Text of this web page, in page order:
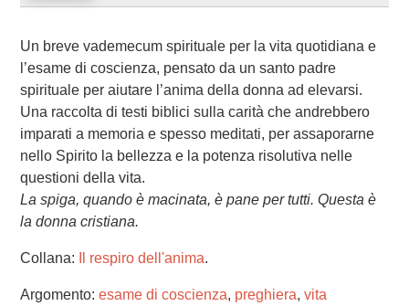
Un breve vademecum spirituale per la vita quotidiana e
l’esame di coscienza, pensato da un santo padre
spirituale per aiutare l’anima della donna ad elevarsi.
Una raccolta di testi biblici sulla carità che andrebbero
imparati a memoria e spesso meditati, per assaporarne
nello Spirito la bellezza e la potenza risolutiva nelle
questioni della vita.
La spiga, quando è macinata, è pane per tutti. Questa è
la donna cristiana.
Collana: Il respiro dell'anima.
Argomento: esame di coscienza, preghiera, vita